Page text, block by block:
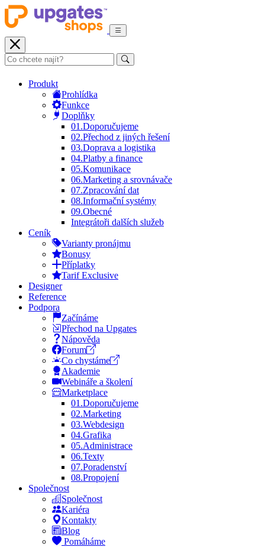
Produkt
Prohlídka
Funkce
Doplňky
01.Doporučujeme
02.Přechod z jiných řešení
03.Doprava a logistika
04.Platby a finance
05.Komunikace
06.Marketing a srovnávače
07.Zpracování dat
08.Informační systémy
09.Obecné
Integrátoři dalších služeb
Ceník
Varianty pronájmu
Bonusy
Příplatky
Tarif Exclusive
Designer
Reference
Podpora
Začínáme
Přechod na Upgates
Nápověda
Forum
Co chystáme
Akademie
Webináře a školení
Marketplace
01.Doporučujeme
02.Marketing
03.Webdesign
04.Grafika
05.Administrace
06.Texty
07.Poradenství
08.Propojení
Společnost
Společnost
Kariéra
Kontakty
Blog
Pomáháme